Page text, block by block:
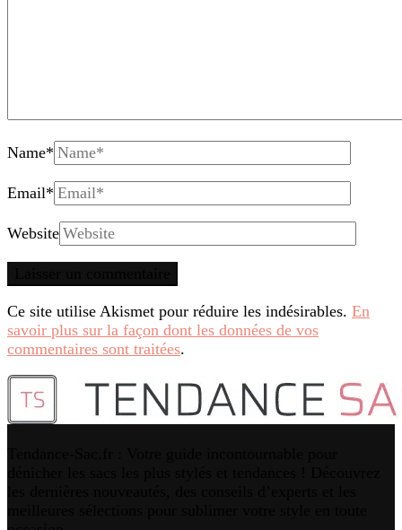
Name*
Email*
Website
Ce site utilise Akismet pour réduire les indésirables. En
savoir plus sur la façon dont les données de vos
commentaires sont traitées.